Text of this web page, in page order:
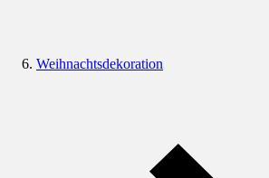
Weihnachtsdekoration